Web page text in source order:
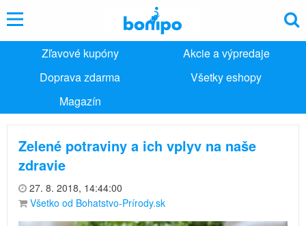
Zľavové kupóny
Akcie a výpredaje
Doprava zdarma
Všetky eshopy
Magazín
Zelené potraviny a ich vplyv na naše
zdravie
27. 8. 2018, 14:44:00
Všetko od Bohatstvo-Prírody.sk